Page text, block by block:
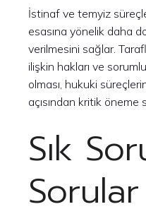
İstinaf ve temyiz
esasına yönelik daha
verilmesini sağlar.
ilişkin hakları ve
olması, hukuki
açısından kritik öneme
Sık
Sorular